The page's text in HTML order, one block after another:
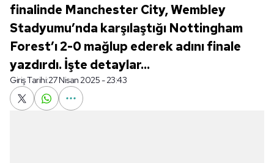
finalinde Manchester City, Wembley
Stadyumu’nda karşılaştığı Nottingham
Forest’ı 2-0 mağlup ederek adını finale
yazdırdı. İşte detaylar...
Giriş Tarihi:27 Nisan 2025 - 23:43